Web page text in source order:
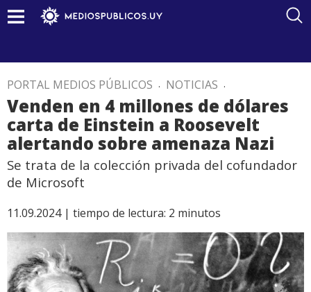
PORTAL MEDIOS PÚBLICOS . NOTICIAS .
Venden en 4 millones de dólares
carta de Einstein a Roosevelt
alertando sobre amenaza Nazi
Se trata de la colección privada del cofundador
de Microsoft
11.09.2024 | tiempo de lectura: 2 minutos